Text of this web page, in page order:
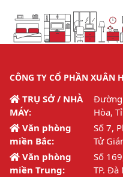
CÔNG TY CỔ PHẦN XUÂN
TRỤ SỞ / NHÀ
MÁY:
Đường
Hòa,
Văn phòng
miền Bắc:
Số 7,
Tử
Văn phòng
miền Trung:
Số
TP. Đà